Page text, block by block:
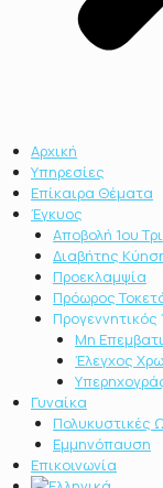
Αρχική
Υπηρεσίες
Επίκαιρα Θέματα
Έγκυος
Αποβολή 1ου
Διαβήτης
Προεκλαμψία
Πρόωρος
Προγεννητικός
Μη
Έλεγχος
Γυναίκα
Πολυκυστικές
Εμμηνόπαυση
Επικοινωνία